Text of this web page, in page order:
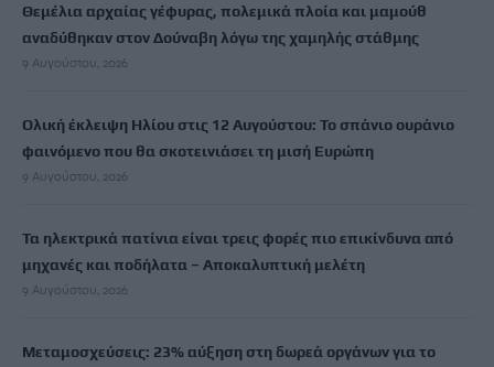
Θεμέλια αρχαίας γέφυρας, πολεμικά πλοία και μαμούθ
αναδύθηκαν στον Δούναβη λόγω της χαμηλής στάθμης
9 Αυγούστου, 2026
Ολική έκλειψη Ηλίου στις 12 Αυγούστου: Το σπάνιο ουράνιο
φαινόμενο που θα σκοτεινιάσει τη μισή Ευρώπη
9 Αυγούστου, 2026
Τα ηλεκτρικά πατίνια είναι τρεις φορές πιο επικίνδυνα από
μηχανές και ποδήλατα – Αποκαλυπτική μελέτη
9 Αυγούστου, 2026
Μεταμοσχεύσεις: 23% αύξηση στη δωρεά οργάνων για το